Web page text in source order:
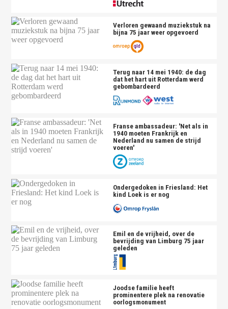
Verloren gewaand muziekstuk na
bijna 75 jaar weer opgevoerd
Terug naar 14 mei 1940: de dag
dat het hart uit Rotterdam werd
gebombardeerd
Franse ambassadeur: 'Net als in
1940 moeten Frankrijk en
Nederland nu samen de strijd
voeren'
Ondergedoken in Friesland: Het
kind Loek is er nog
Emil en de vrijheid, over de
bevrijding van Limburg 75 jaar
geleden
Joodse familie heeft
prominentere plek na renovatie
oorlogsmonument